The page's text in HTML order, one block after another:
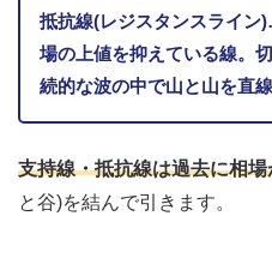
抵抗線(レジスタンスライ
場の上値を抑えている線。
続的な波の中で山と山を直
支持線・抵抗線は過去に相
と谷)を結んで引きます。